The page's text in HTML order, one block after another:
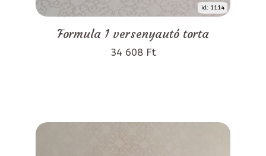
id: 1114
Formula 1 versenyautó torta
34 608 Ft